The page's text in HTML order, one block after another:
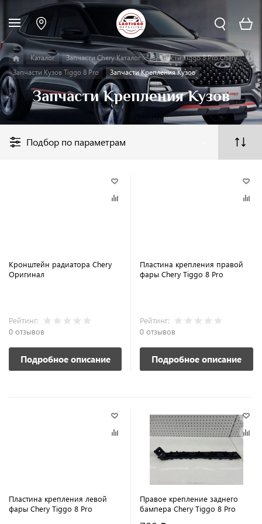
Каталог Запчасти Chery Каталог
Запчасти Tiggo 8 Pro Chery
Запчасти Кузов Tiggo 8 Pro
Запчасти Крепления Кузов
Запчасти Крепления Кузов
Подбор по параметрам
Кронштейн радиатора Chery
Оригинал
Рейтинг:
0 отзывов
Подробное описание
Пластина крепления правой
фары Chery Tiggo 8 Pro
Рейтинг:
0 отзывов
Подробное описание
Пластина крепления левой
фары Chery Tiggo 8 Pro
Правое крепление заднего
бампера Chery Tiggo 8 Pro